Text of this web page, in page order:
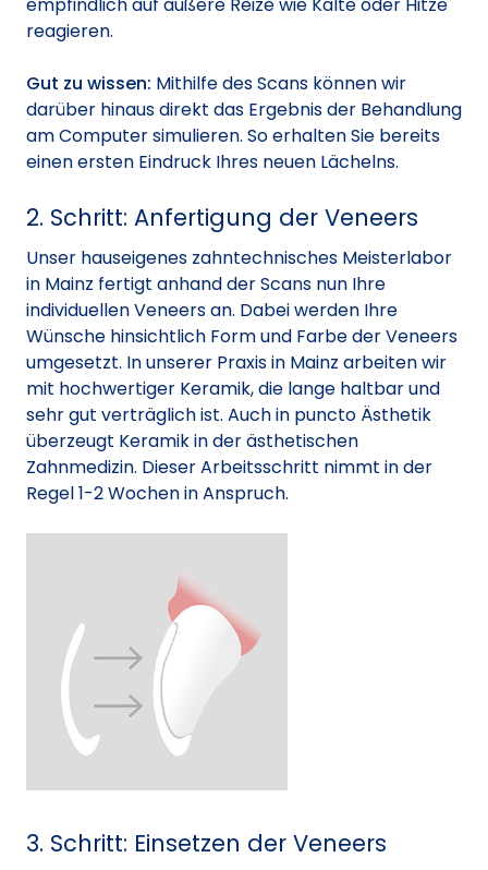
reagieren.
Gut zu wissen: Mithilfe des Scans können wir
darüber hinaus direkt das Ergebnis der Behandlung
am Computer simulieren. So erhalten Sie bereits
einen ersten Eindruck Ihres neuen Lächelns.
2. Schritt: Anfertigung der Veneers
Unser hauseigenes zahntechnisches Meisterlabor
in Mainz fertigt anhand der Scans nun Ihre
individuellen Veneers an. Dabei werden Ihre
Wünsche hinsichtlich Form und Farbe der Veneers
umgesetzt. In unserer Praxis in Mainz arbeiten wir
mit hochwertiger Keramik, die lange haltbar und
sehr gut verträglich ist. Auch in puncto Ästhetik
überzeugt Keramik in der ästhetischen
Zahnmedizin. Dieser Arbeitsschritt nimmt in der
Regel 1-2 Wochen in Anspruch.
3. Schritt: Einsetzen der Veneers